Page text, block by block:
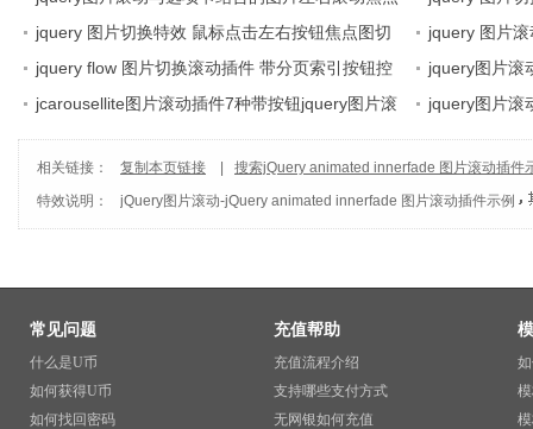
告制作
图
图片切换滚动
jquery 图片切换特效 鼠标点击左右按钮焦点图切
换滚动
jquery 图片
右滚动、上下
jquery flow 图片切换滚动插件 带分页索引按钮控
制图片左右滚动
jquery图片滚
单排图片滚动
jcarousellite图片滚动插件7种带按钮jquery图片滚
动
jquery图片滚
片切换滚动
相关链接： 复制本页链接
搜索jQuery animated innerfade 图片滚动插件
特效说明：
jQuery图片滚动-jQuery animated innerfade 图片滚动插件示例
常见问题
什么是U币
如何获得U币
如何找回密码
充值帮助
充值流程介绍
支持哪些支付方式
无网银如何充值